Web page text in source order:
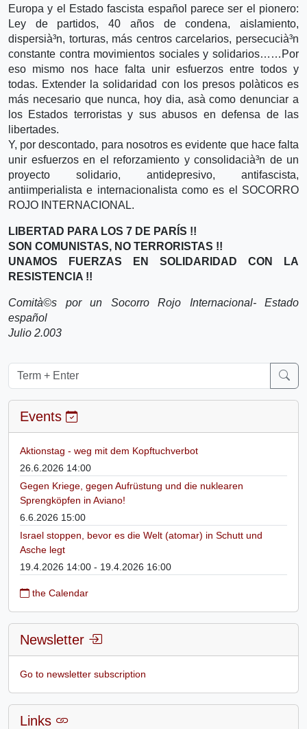
Europa y el Estado fascista español parece ser el pionero:
Ley de partidos, 40 años de condena, aislamiento,
dispersià³n, torturas, más centros carcelarios, persecucià³n
constante contra movimientos sociales y solidarios……Por
eso mismo nos hace falta unir esfuerzos entre todos y
todas. Extender la solidaridad con los presos polà­ticos es
más necesario que nunca, hoy dia, asà­ como denunciar a
los Estados terroristas y sus abusos en defensa de las
libertades.
Y, por descontado, para nosotros es evidente que hace falta
unir esfuerzos en el reforzamiento y consolidacià³n de un
proyecto solidario, antidepresivo, antifascista,
antiimperialista e internacionalista como es el SOCORRO
ROJO INTERNACIONAL.
LIBERTAD PARA LOS 7 DE PARÍS !!
SON COMUNISTAS, NO TERRORISTAS !!
UNAMOS FUERZAS EN SOLIDARIDAD CON LA
RESISTENCIA !!
Comità©s por un Socorro Rojo Internacional- Estado
español
Julio 2.003
Events
Aktionstag - weg mit dem Kopftuchverbot
26.6.2026 14:00
Gegen Kriege, gegen Aufrüstung und die nuklearen
Sprengköpfen in Aviano!
6.6.2026 15:00
Israel stoppen, bevor es die Welt (atomar) in Schutt und
Asche legt
19.4.2026 14:00 - 19.4.2026 16:00
the Calendar
Newsletter
Go to newsletter subscription
Links